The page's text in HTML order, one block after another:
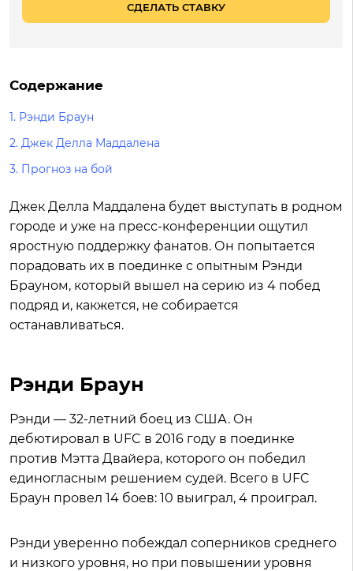
СДЕЛАТЬ СТАВКУ
Содержание
1. Рэнди Браун
2. Джек Делла Маддалена
3. Прогноз на бой
Джек Делла Маддалена будет выступать в родном
городе и уже на пресс-конференции ощутил
яростную поддержку фанатов. Он попытается
порадовать их в поединке с опытным Рэнди
Брауном, который вышел на серию из 4 побед
подряд и, какжется, не собирается
останавливаться.
Рэнди Браун
Рэнди — 32-летний боец из США. Он
дебютировал в UFC в 2016 году в поединке
против Мэтта Двайера, которого он победил
единогласным решением судей. Всего в UFC
Браун провел 14 боев: 10 выиграл, 4 проиграл.
Рэнди уверенно побеждал соперников среднего
и низкого уровня, но при повышении уровня